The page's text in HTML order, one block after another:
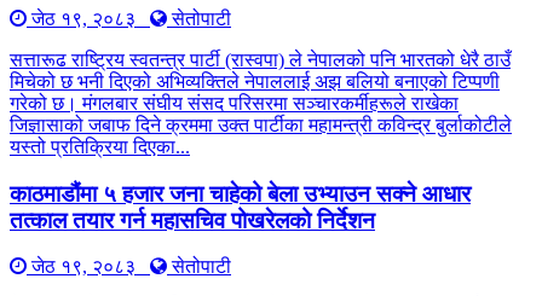
जेठ १९, २०८३
सेतोपाटी
सत्तारूढ राष्ट्रिय स्वतन्त्र पार्टी (रास्वपा) ले नेपालको पनि भारतको धेरै ठाउँ
मिचेको छ भनी दिएको अभिव्यक्तिले नेपाललाई अझ बलियो बनाएको टिप्पणी
गरेको छ। मंगलबार संघीय संसद परिसरमा सञ्चारकर्मीहरूले राखेका
जिज्ञासाको जबाफ दिने क्रममा उक्त पार्टीका महामन्त्री कविन्द्र बुर्लाकोटीले
यस्तो प्रतिक्रिया दिएका...
काठमाडौंमा ५ हजार जना चाहेको बेला उभ्याउन सक्ने आधार
तत्काल तयार गर्न महासचिव पोखरेलको निर्देशन
जेठ १९, २०८३
सेतोपाटी